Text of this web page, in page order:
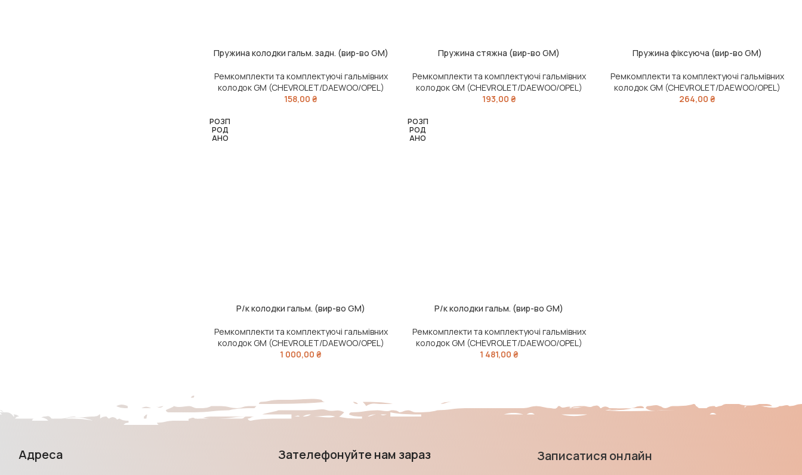
ЧИТАТИ ДАЛІ
Пружина колодки гальм. задн. (вир-во GM)
Ремкомплекти та комплектуючі гальмівних
колодок GM (CHEVROLET/DAEWOO/OPEL)
158,00₴
ЧИТАТИ ДАЛІПружина стяжна (вир-во GM)
Ремкомплекти та комплектуючі гальмівних
колодок GM (CHEVROLET/DAEWOO/OPEL)
193,00 ₴
ЧИТАТИ ДАЛІПружина фіксуюча (вир-во GM)
Ремкомплекти та комплектуючі гальмівних
колодок GM (CHEVROLET/DAEWOO/OPEL)
264,00 ₴
РОЗП
РОД
АНО
ЧИТАТИ ДАЛІР/к колодки гальм. (вир-во GM)
Ремкомплекти та комплектуючі гальмівних
колодок GM (CHEVROLET/DAEWOO/OPEL)
1 000,00₴
РОЗП
РОД
АНО
ЧИТАТИ ДАЛІР/к колодки гальм. (вир-во GM)
Ремкомплекти та комплектуючі гальмівних
колодок GM (CHEVROLET/DAEWOO/OPEL)
1 481,00 ₴
Адреса Зателефонуйте нам зараз Записатися онлайн